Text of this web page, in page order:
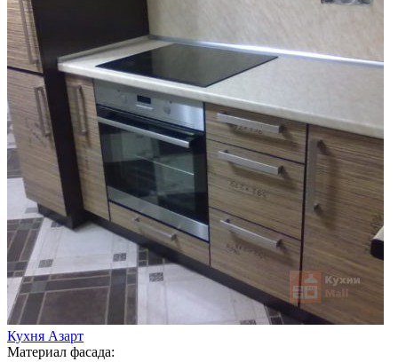
Кухня Азарт
Материал фасада: